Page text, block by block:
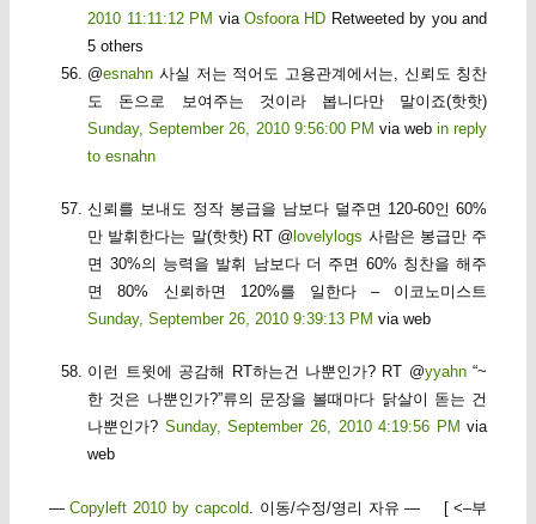
2010 11:11:12 PM viaOsfoora HD Retweeted by you and
5 others
@esnahn 사실 저는 적어도 고용관계에서는, 신뢰도 칭찬
도 돈으로 보여주는 것이라 봅니다만 말이죠(핫핫)
Sunday, September 26, 2010 9:56:00 PM via webin reply
to esnahn
신뢰를 보내도 정작 봉급을 남보다 덜주면 120-60인 60%
만 발휘한다는 말(핫핫) RT @ lovelylogs 사람은 봉급만 주
면 30%의 능력을 발휘 남보다 더 주면 60% 칭찬을 해주
면 80% 신뢰하면 120%를 일한다 – 이코노미스트
Sunday, September 26, 2010 9:39:13 PM via web
이런 트윗에 공감해 RT하는건 나뿐인가? RT @yyahn“~
한 것은 나뿐인가?”류의 문장을 볼때마다 닭살이 돋는 건
나뿐인가? Sunday, September 26, 2010 4:19:56 PM via
web
—Copyleft 2010 by capcold. 이동/수정/영리 자유 — [ <–부